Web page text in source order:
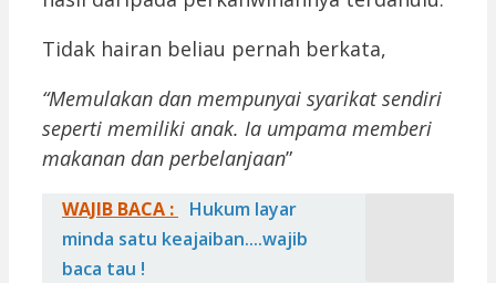
Tidak hairan beliau pernah berkata,
“Memulakan dan mempunyai syarikat sendiri
seperti memiliki anak. Ia umpama memberi
makanan dan perbelanjaan”
WAJIB BACA :
Hukum layar
minda satu keajaiban....wajib
baca tau !